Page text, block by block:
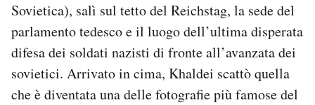
NEWSLETTER
I MIEI PREFERITI
Sovietica), salì sul tetto del Reichstag, la sede del
parlamento tedesco e il luogo dell’ultima disperata
difesa dei soldati nazisti di fronte all’avanzata dei
sovietici. Arrivato in cima, Khaldei scattò quella
che è diventata una delle fotografie più famose del